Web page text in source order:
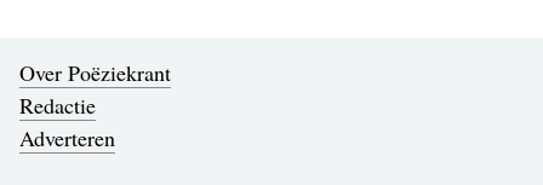
Over Poëziekrant
Redactie
Adverteren